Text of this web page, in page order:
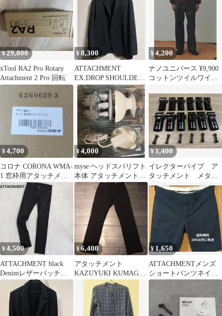
¥29,800
xTool RA2 Pro Rotary
Attachment 2 Pro 回転
¥8,300
ATTACHMENT
EX.DROP SHOULDER
2B JKT
¥4,200
ナノユニバース ¥9,900
コットンツイルワイド
¥4,700
コロナ CORONA WMA-
1 窓枠用アタッチメン
ト
¥4,000
myse ヘッドスパリフト
本体 アタッチメント2
種付き
¥1,400
イレクターパイプ ア
タッチメント メタル
ジョイント 6個 矢崎
HJ-1と互換性
¥4,500
ATTACHMENT black
Denimレザーパッチ
y2k archive
¥6,400
アタッチメント
KAZUYUKI KUMAGAI
アンクルカット チノパ
¥ 1,650
ATTACHMENTメンズ
ショートパンツネイビ
ー紺大人カジュアル24